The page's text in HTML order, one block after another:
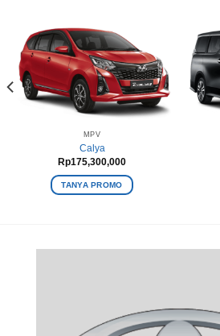
MPV
Calya
Rp175,300,000
TANYA PROMO